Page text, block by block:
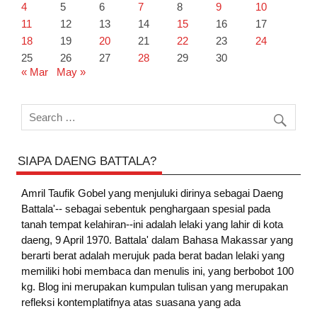
4
5 6 7 8 9
10
11
12 13 14 15 16
17
18
19 20 21 22 23
24
25
26 27 28 29
30
« Mar
May »
SIAPA DAENG BATTALA?
Amril Taufik Gobelyang menjuluki dirinya sebagai Daeng
Battala'-- sebagai sebentuk penghargaan spesial pada
tanah tempat kelahiran--ini adalah lelaki yang lahir di kota
daeng, 9 April 1970. Battala' dalam Bahasa Makassar yang
berarti berat adalah merujuk pada berat badan lelaki yang
memiliki hobi membaca dan menulis ini, yang berbobot 100
kg. Blog ini merupakan kumpulan tulisan yang merupakan
refleksi kontemplatifnya atas suasana yang ada